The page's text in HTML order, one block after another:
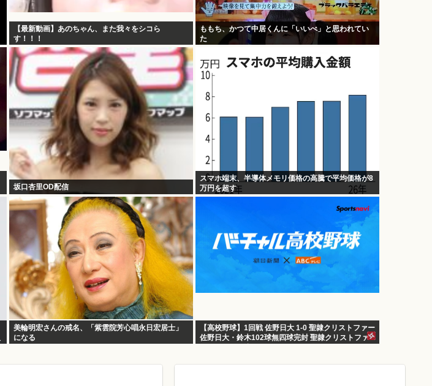
【最新動画】あのちゃん、また我々をシコら
す！！！
ももち、かつて中居くんに「いいべ」と思われてい
た
坂口杏里OD配信
スマホ端末、半導体メモリ価格の高騰で平均価格が8
万円を超す
美輪明宏さんの戒名、「紫雲院芳心唱永日宏居士」
になる
【高校野球】1回戦 佐野日大 1-0 聖隷クリストファー
佐野日大・鈴木102球無四球完封 聖隷クリストファ